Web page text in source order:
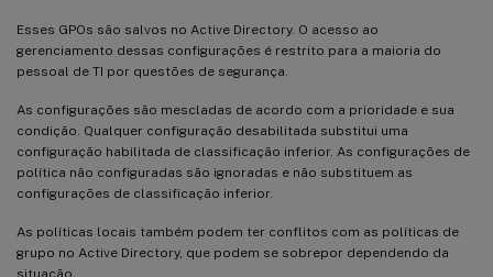
Esses GPOs são salvos no Active Directory. O acesso ao
gerenciamento dessas configurações é restrito para a maioria do
pessoal de TI por questões de segurança.
As configurações são mescladas de acordo com a prioridade e sua
condição. Qualquer configuração desabilitada substitui uma
configuração habilitada de classificação inferior. As configurações de
política não configuradas são ignoradas e não substituem as
configurações de classificação inferior.
As políticas locais também podem ter conflitos com as políticas de
grupo no Active Directory, que podem se sobrepor dependendo da
situação.